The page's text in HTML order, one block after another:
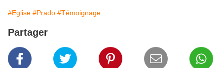
#Eglise #Prado #Témoignage
Partager